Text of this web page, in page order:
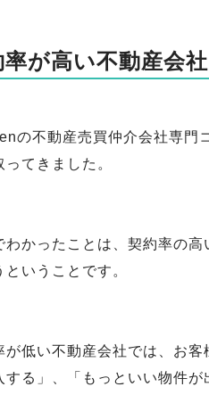
率が高い不動産会
の不動産売買仲介会社専門
ってきました。
わかったことは、契約率の
ということです。
が低い不動産会社では、お
する」、「もっといい物件